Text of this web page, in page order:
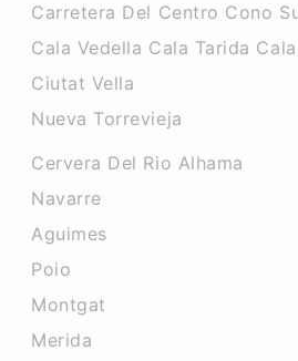
Carretera Del Centro Cono
Cala Vedella Cala Tarida
Ciutat Vella
Nueva Torrevieja
Cervera Del Rio Alhama
Navarre
Aguimes
Poio
Montgat
Merida